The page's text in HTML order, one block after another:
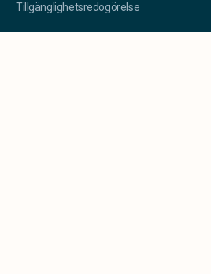
Tillgänglighetsredogörelse